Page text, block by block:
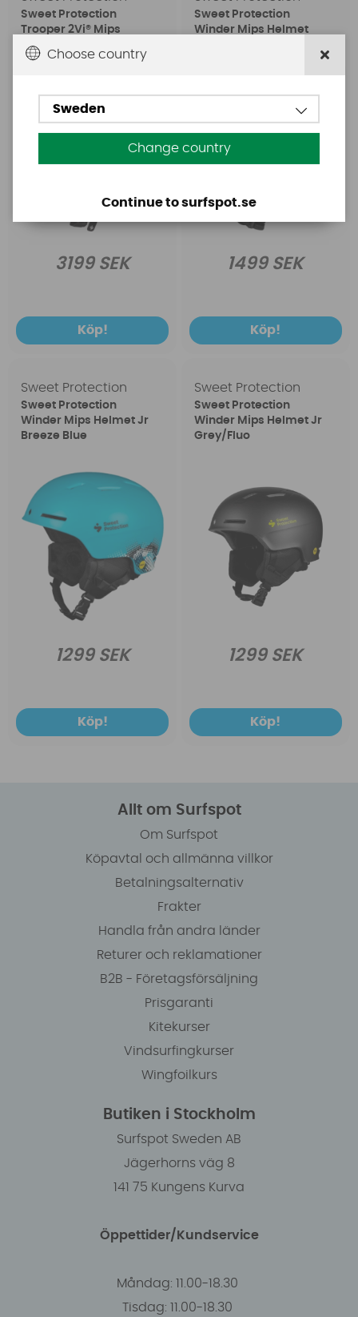
Sweet Protection
Trooper 2Vi® Mips
Helmet Black
3199 SEK
Köp!
Sweet Protection
Winder Mips Helmet
1499 SEK
Köp!
Sweet Protection
Sweet Protection
Winder Mips Helmet Jr
Breeze Blue
1299 SEK
Köp!
Sweet Protection
Sweet Protection
Winder Mips Helmet Jr
Grey/Fluo
1299 SEK
Köp!
Allt om Surfspot
Om Surfspot
Köpavtal och allmänna villkor
Betalningsalternativ
Frakter
Handla från andra länder
Returer och reklamationer
B2B - Företagsförsäljning
Prisgaranti
Kitekurser
Vindsurfingkurser
Wingfoilkurs
Butiken i Stockholm
Surfspot Sweden AB
Jägerhorns väg 8
141 75 Kungens Kurva
Öppettider/Kundservice
Måndag: 11.00-18.30
Tisdag: 11.00-18.30
Choose country
Sweden
Change country
Continue to surfspot.se